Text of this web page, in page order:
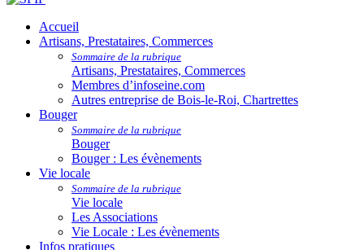
Accueil
Artisans, Prestataires, Commerces
Sommaire de la rubrique
Artisans, Prestataires, Commerces
Membres d’infoseine.com
Autres entreprise de Bois-le-Roi, Chartrettes
Bouger
Sommaire de la rubrique
Bouger
Bouger : Les évènements
Vie locale
Sommaire de la rubrique
Vie locale
Les Associations
Vie Locale : Les évènements
Infos pratiques